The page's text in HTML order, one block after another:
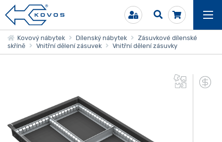
Kovový nábytek Dílenský nábytek
Zásuvkové dílenské
skříně
Vnitřní dělení zásuvek Vnitřní dělení zásuvky